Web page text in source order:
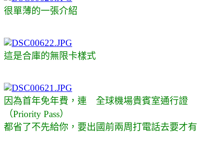
很單薄的一張介紹
這是合庫的無限卡樣式
因為首年免年費，連 全球機場貴賓室通行證
（Priority Pass）
都省了不先給你，要出國前兩周打電話去要才有